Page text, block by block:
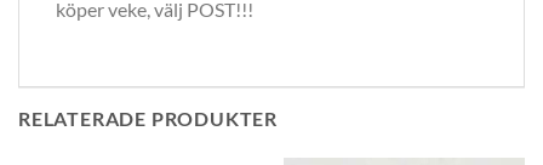
köper veke, välj POST!!!
RELATERADE PRODUKTER